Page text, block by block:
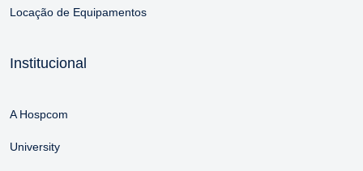
Locação de Equipamentos
Institucional
A Hospcom
University